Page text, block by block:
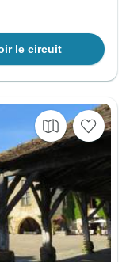
le circuit